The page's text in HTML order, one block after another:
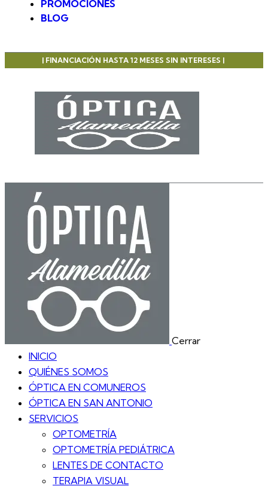
PROMOCIONES
BLOG
| FINANCIACIÓN HASTA 12 MESES SIN INTERESES |
Cerrar
INICIO
QUIÉNES SOMOS
ÓPTICA EN COMUNEROS
ÓPTICA EN SAN ANTONIO
SERVICIOS
OPTOMETRÍA
OPTOMETRÍA PEDIÁTRICA
LENTES DE CONTACTO
TERAPIA VISUAL